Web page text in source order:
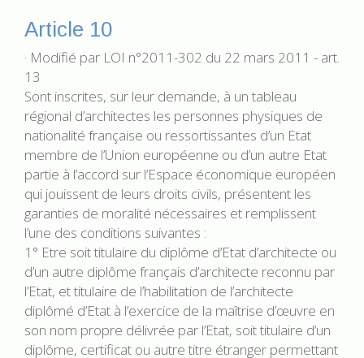
Article 10
· Modifié par LOI n°2011-302 du 22 mars 2011 - art.
13
Sont inscrites, sur leur demande, à un tableau
régional d’architectes les personnes physiques de
nationalité française ou ressortissantes d’un Etat
membre de l’Union européenne ou d’un autre Etat
partie à l’accord sur l’Espace économique européen
qui jouissent de leurs droits civils, présentent les
garanties de moralité nécessaires et remplissent
l’une des conditions suivantes :
1° Etre soit titulaire du diplôme d’Etat d’architecte ou
d’un autre diplôme français d’architecte reconnu par
l’Etat, et titulaire de l’habilitation de l’architecte
diplômé d’Etat à l’exercice de la maîtrise d’œuvre en
son nom propre délivrée par l’Etat, soit titulaire d’un
diplôme, certificat ou autre titre étranger permettant